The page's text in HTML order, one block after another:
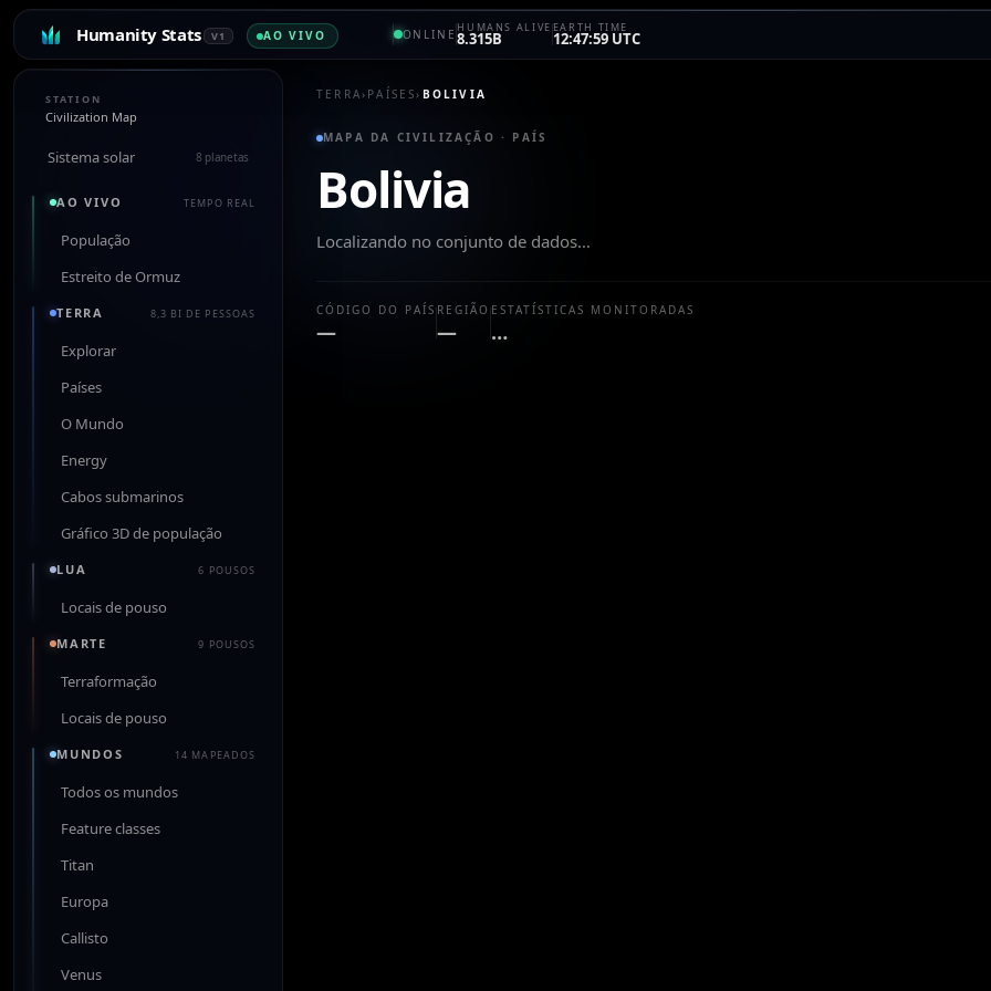
Humanity Stats V1 AO VIVO ONLINE HUMANS ALIVE
8.315B
EARTH TIME
12:47:59 UTC
STATION
Civilization Map
Sistema solar 8 planetas
AO VIVO TEMPO REAL
População
Estreito de Ormuz
TERRA 8,3 BI DE PESSOAS
Explorar
Países
O Mundo
Energy
Cabos submarinos
Gráfico 3D de população
LUA 6 POUSOS
Locais de pouso
MARTE 9 POUSOS
Terraformação
Locais de pouso
MUNDOS 14 MAPEADOS
Todos os mundos
Feature classes
Titan
Europa
Callisto
Venus
TERRA› PAÍSES› BOLIVIA
MAPA DA CIVILIZAÇÃO · PAÍS
Bolivia
Localizando no conjunto de dados…
CÓDIGO DO PAÍS
—
REGIÃO
—
ESTATÍSTICAS MONITORADAS
…